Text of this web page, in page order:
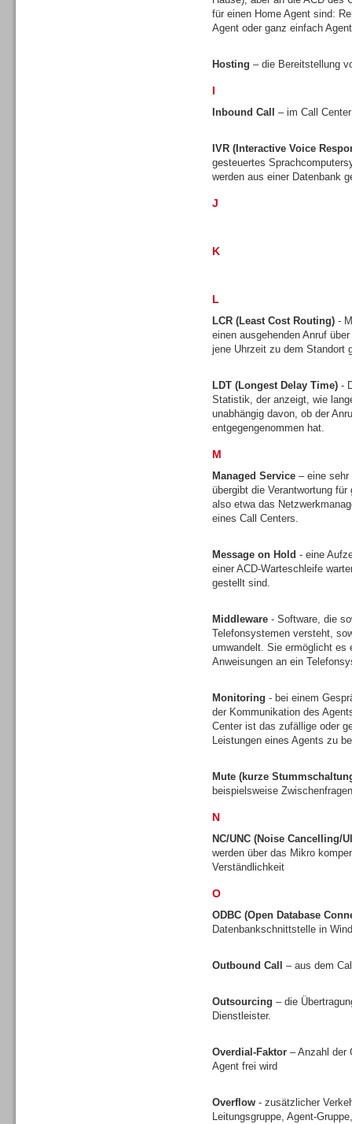
für einen Home Agent sind:
Agent oder ganz einfach
Hosting – die Bereitstellung
I
Inbound Call – im Call
IVR (Interactive Voice
gesteuertes
werden aus einer Datenbank
J
K
L
LCR (Least Cost Routing) -
einen ausgehenden Anruf
jene Uhrzeit zu dem Standort
LDT (Longest Delay Time) -
Statistik, der anzeigt, wie
unabhängig davon, ob der
entgegengenommen hat.
M
Managed Service – eine sehr
übergibt die Verantwortung
also etwa das
eines Call Centers.
Message on Hold - eine
einer ACD-Warteschleife
gestellt sind.
Middleware - Software, die
Telefonsystemen versteht,
umwandelt. Sie ermöglicht es
Anweisungen an ein
Monitoring - bei einem
der Kommunikation des
Center ist das zufällige oder
Leistungen eines Agents zu
Mute (kurze
beispielsweise
N
NC/UNC (Noise Cancelling/
werden über das Mikro
Verständlichkeit
O
ODBC (Open Database
Datenbankschnittstelle in
Outbound Call – aus dem
Outsourcing – die
Dienstleister.
Overdial-Faktor – Anzahl der
Agent frei wird
Overflow - zusätzlicher
Leitungsgruppe, Agent-